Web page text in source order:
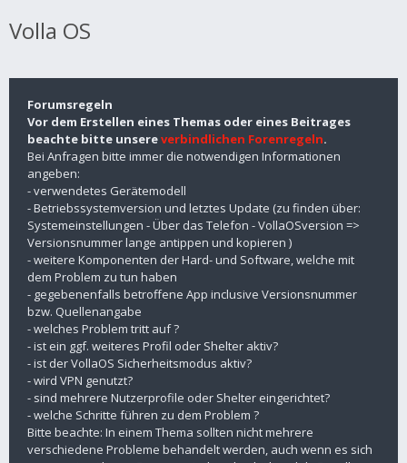
Volla OS
Forumsregeln
Vor dem Erstellen eines Themas oder eines Beitrages
beachte bitte unsereverbindlichen Forenregeln.
Bei Anfragen bitte immer die notwendigen Informationen
angeben:
- verwendetes Gerätemodell
- Betriebssystemversion und letztes Update (zu finden über:
Systemeinstellungen - Über das Telefon - VollaOSversion =>
Versionsnummer lange antippen und kopieren )
- weitere Komponenten der Hard- und Software, welche mit
dem Problem zu tun haben
- gegebenenfalls betroffene App inclusive Versionsnummer
bzw. Quellenangabe
- welches Problem tritt auf ?
- ist ein ggf. weiteres Profil oder Shelter aktiv?
- ist der VollaOS Sicherheitsmodus aktiv?
- wird VPN genutzt?
- sind mehrere Nutzerprofile oder Shelter eingerichtet?
- welche Schritte führen zu dem Problem ?
Bitte beachte: In einem Thema sollten nicht mehrere
verschiedene Probleme behandelt werden, auch wenn es sich